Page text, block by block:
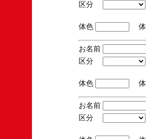
区分
(手
体色
体
お名前
区分
(手
体色
体
お名前
区分
(手